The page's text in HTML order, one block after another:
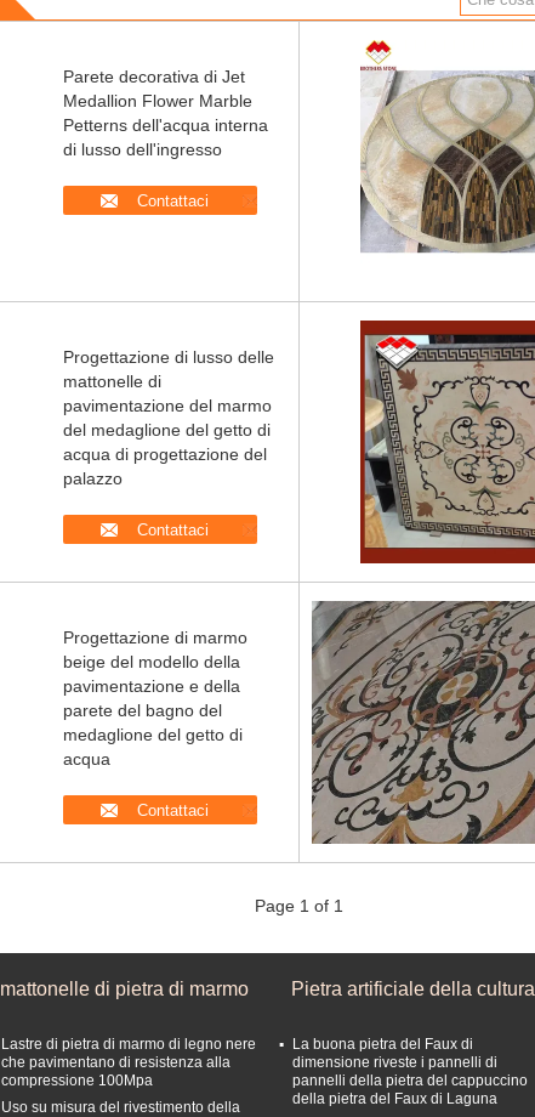
Parete decorativa di Jet
Medallion Flower Marble
Petterns dell'acqua interna
di lusso dell'ingresso
Contattaci
Progettazione di lusso delle
mattonelle di
pavimentazione del marmo
del medaglione del getto di
acqua di progettazione del
palazzo
Contattaci
Progettazione di marmo
beige del modello della
pavimentazione e della
parete del bagno del
medaglione del getto di
acqua
Contattaci
Page 1 of 1
mattonelle di pietra di marmo
Lastre di pietra di marmo di legno nere
che pavimentano di resistenza alla
compressione 100Mpa
Uso su misura del rivestimento della
Pietra artificiale della cultura
La buona pietra del Faux di
dimensione riveste i pannelli di
pannelli della pietra del cappuccino
della pietra del Faux di Laguna